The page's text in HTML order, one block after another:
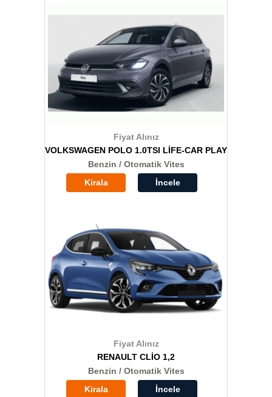
Fiyat Alınız
VOLKSWAGEN POLO 1.0TSI LİFE-CAR PLAY
Benzin / Otomatik Vites
Kirala
İncele
Fiyat Alınız
RENAULT CLİO 1,2
Benzin / Otomatik Vites
Kirala
İncele